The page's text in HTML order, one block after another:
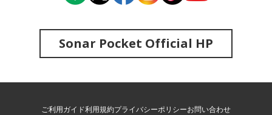
Sonar Pocket Official HP
ご利用ガイド利用規約プライバシーポリシーお問い合わせ